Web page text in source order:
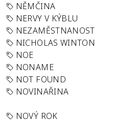
NĚMČINA
NERVY V KÝBLU
NEZAMĚSTNANOST
NICHOLAS WINTON
NOE
NONAME
NOT FOUND
NOVINAŘINA
NOVÝ ROK